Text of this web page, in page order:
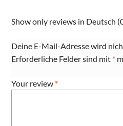
Show only reviews in Deutsch
Deine E-Mail-Adresse wird
Erforderliche Felder sind mit *
Your review *